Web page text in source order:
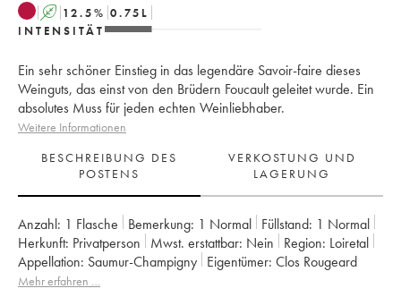
A 12.5% 0.75 L
INTENSITÄT
Ein sehr schöner Einstieg in das legendäre Savoir-faire dieses
Weinguts, das einst von den Brüdern Foucault geleitet wurde. Ein
absolutes Muss für jeden echten Weinliebhaber.
Weitere Informationen
BESCHREIBUNG DES
POSTENS
VERKOSTUNG UND
LAGERUNG
Anzahl: 1 Flasche Bemerkung: 1 Normal Füllstand: 1 Normal
Herkunft:
privatperson Mwst. erstattbar: nein Region: Loiretal
Appellation:
Saumur-Champigny Eigentümer: Clos Rougeard
Mehr erfahren …